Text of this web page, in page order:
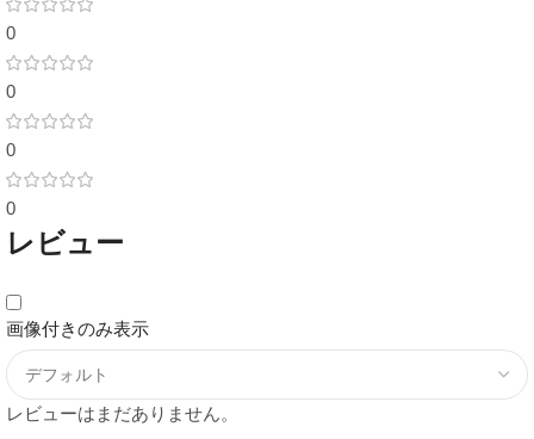
0
0
0
0
レビュー
画像付きのみ表示
レビューはまだありません。